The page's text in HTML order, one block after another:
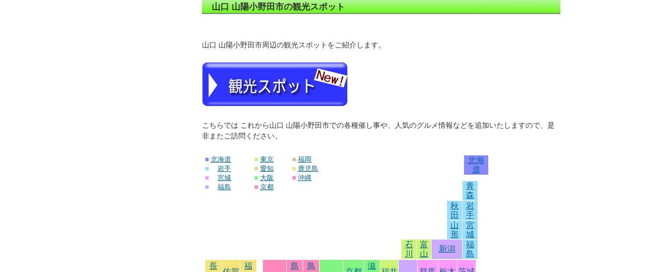
山口 山陽小野田市の観光スポット
山口 山陽小野田市周辺の観光スポットをご紹介します。
こちらでは これから山口 山陽小野田市での各種催し事や、人気のグルメ情報などを追加いたしますので、是
非またご訪問ください。
■ 北海道
■
岩手
■
宮城
■
福島
■ 東京
■ 愛知
■ 大阪
■ 京都
■ 福岡
■ 鹿児島
■ 沖縄
北海
道
青
森
秋
田
岩
手
山
形
宮
城
石
川
富
山
新潟
福
島
長
福 島 鳥 滋